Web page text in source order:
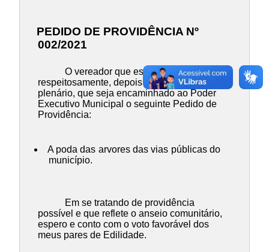
PEDIDO DE PROVIDÊNCIA Nº
002/2021
O vereador que esta subscreve, vem
respeitosamente, depois de ouvido o
plenário, que seja encaminhado ao Poder
Executivo Municipal o seguinte Pedido de
Providência:
A poda das arvores das vias públicas do
município.
Em se tratando de providência
possível e que reflete o anseio comunitário,
espero e conto com o voto favorável dos
meus pares de Edilidade.